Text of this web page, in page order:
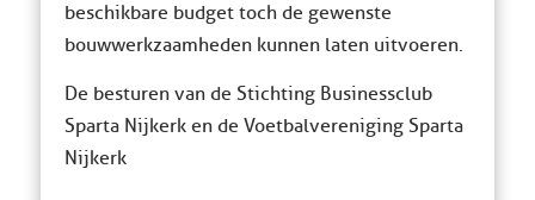
beschikbare budget toch de gewenste
bouwwerkzaamheden kunnen laten uitvoeren.
De besturen van de Stichting Businessclub
Sparta Nijkerk en de Voetbalvereniging Sparta
Nijkerk